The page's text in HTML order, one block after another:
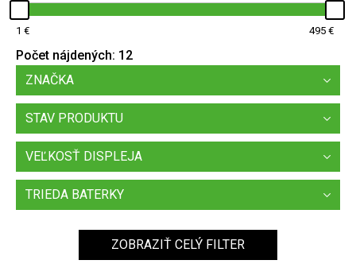
1 495
Počet nájdených: 12
ZNAČKA
STAV PRODUKTU
VEĽKOSŤ DISPLEJA
TRIEDA BATERKY
ZOBRAZIŤ CELÝ FILTER